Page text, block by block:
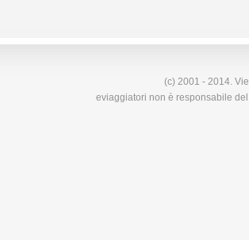
(c) 2001 - 2014.
eviaggiatori non è responsabile